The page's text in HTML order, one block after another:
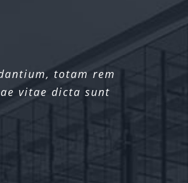
totam rem
vitae dicta sunt
totam rem
vitae dicta sunt